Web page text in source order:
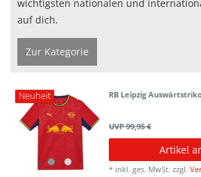
wichtigsten nationalen und
auf dich.
Zur Kategorie
Neuheit RB Leipzig
UVP 99,95 €
Artikel
* inkl. ges. MwSt. zzgl.